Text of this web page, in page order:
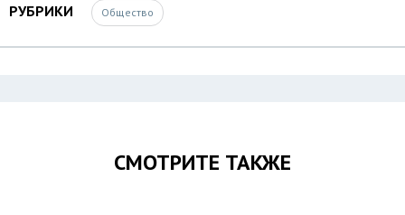
РУБРИКИ Общество
СМОТРИТЕ ТАКЖЕ